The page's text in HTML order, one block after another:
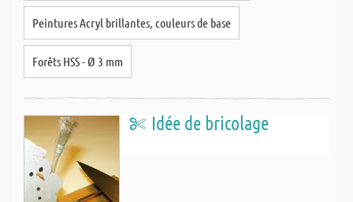
Peintures Acryl brillantes, couleurs de base
Forêts HSS - Ø 3 mm
Idée de bricolage